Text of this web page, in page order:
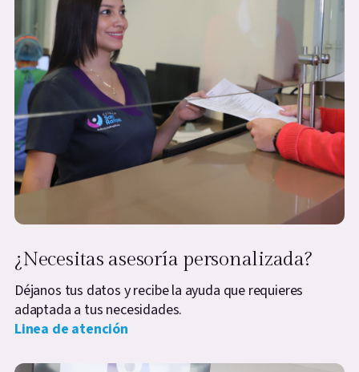
¿Necesitas asesoría personalizada?
Déjanos tus datos y recibe la ayuda que requieres
adaptada a tus necesidades.
Linea de atención